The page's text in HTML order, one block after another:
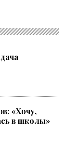
«Хочу,
в школы»